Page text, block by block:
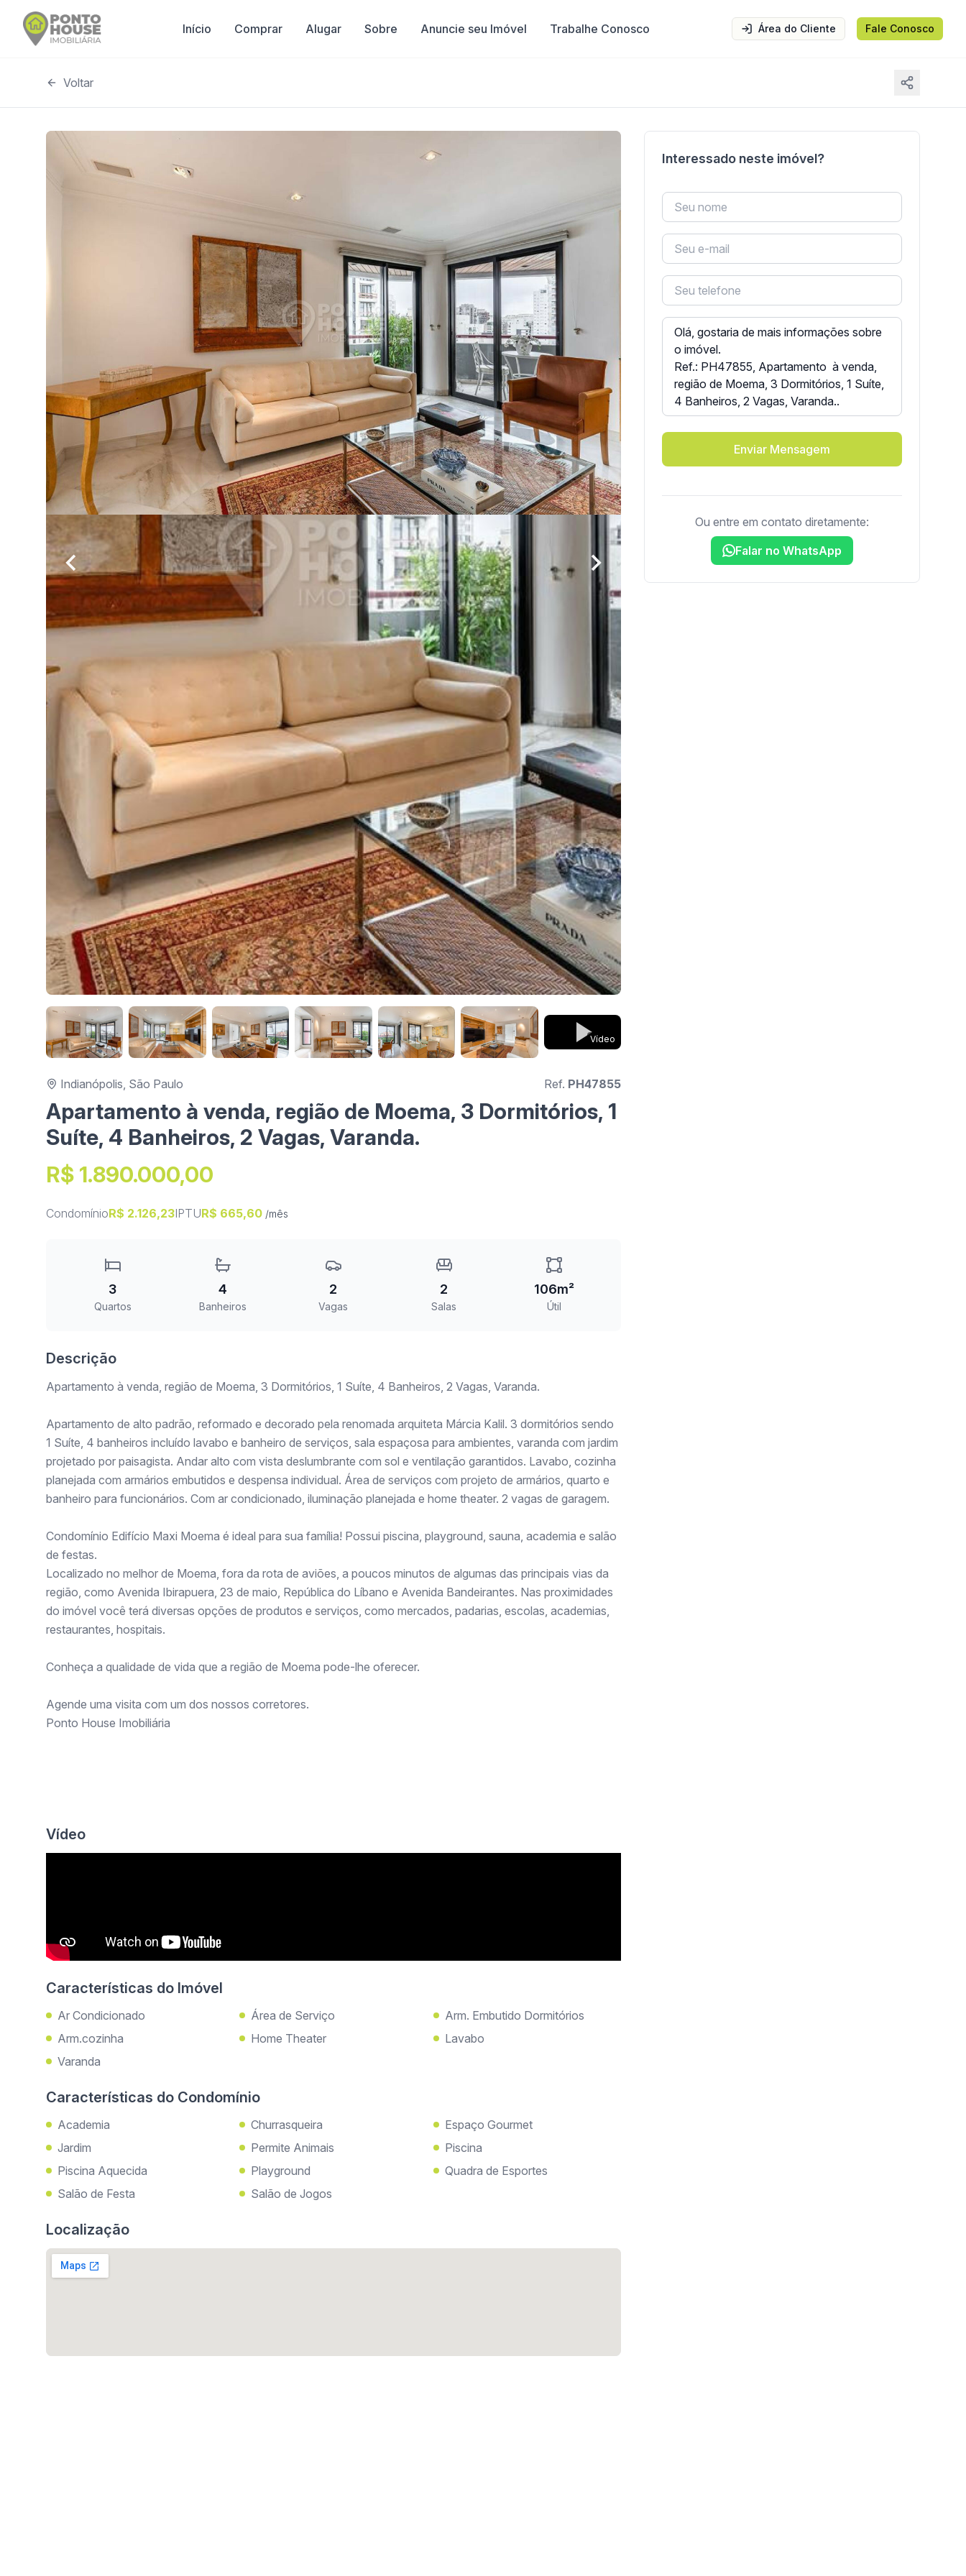
Início Comprar Alugar Sobre Anuncie seu Imóvel Trabalhe Conosco Área do Cliente Fale Conosco
Voltar
Vídeo
Indianópolis, São Paulo Ref. PH47855
Apartamento à venda, região de Moema, 3 Dormitórios, 1
Suíte, 4 Banheiros, 2 Vagas, Varanda.
R$ 1.890.000,00
CondomínioR$ 2.126,23IPTUR$ 665,60 /mês
3
Quartos
4
Banheiros
2
Vagas
2
Salas
106m²
Útil
Descrição
Apartamento à venda, região de Moema, 3 Dormitórios, 1 Suíte, 4 Banheiros, 2 Vagas, Varanda.
Apartamento de alto padrão, reformado e decorado pela renomada arquiteta Márcia Kalil. 3 dormitórios sendo
1 Suíte, 4 banheiros incluído lavabo e banheiro de serviços, sala espaçosa para ambientes, varanda com jardim
projetado por paisagista. Andar alto com vista deslumbrante com sol e ventilação garantidos. Lavabo, cozinha
planejada com armários embutidos e despensa individual. Área de serviços com projeto de armários, quarto e
banheiro para funcionários. Com ar condicionado, iluminação planejada e home theater. 2 vagas de garagem.
Condomínio Edifício Maxi Moema é ideal para sua família! Possui piscina, playground, sauna, academia e salão
de festas.
Localizado no melhor de Moema, fora da rota de aviões, a poucos minutos de algumas das principais vias da
região, como Avenida Ibirapuera, 23 de maio, República do Líbano e Avenida Bandeirantes. Nas proximidades
do imóvel você terá diversas opções de produtos e serviços, como mercados, padarias, escolas, academias,
restaurantes, hospitais.
Conheça a qualidade de vida que a região de Moema pode-lhe oferecer.
Agende uma visita com um dos nossos corretores.
Ponto House Imobiliária
Vídeo
Características do Imóvel
Ar Condicionado Área de Serviço
Arm. Embutido Dormitórios
Arm.cozinha
Home Theater
Lavabo
Varanda
Características do Condomínio
Academia Churrasqueira
Espaço Gourmet
Jardim
Permite Animais
Piscina
Piscina Aquecida
Playground
Quadra de Esportes
Salão de Festa
Salão de Jogos
Localização
Interessado neste imóvel?
Enviar Mensagem
Ou entre em contato diretamente:
Falar no WhatsApp